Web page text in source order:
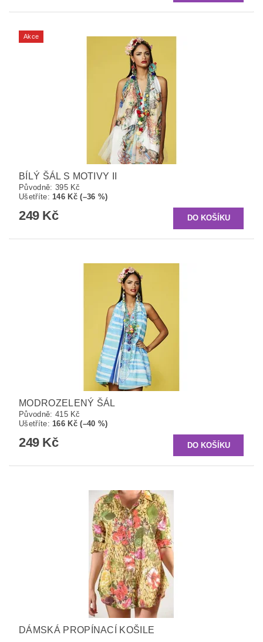
Akce
BÍLÝ ŠÁL S MOTIVY II
Původně: 395 Kč
Ušetříte: 146 Kč (–36 %)
249 Kč
MODROZELENÝ ŠÁL
Původně: 415 Kč
Ušetříte: 166 Kč (–40 %)
249 Kč
DÁMSKÁ PROPÍNACÍ KOŠILE